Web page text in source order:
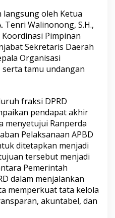
oleh Ketua
Tenri Walinonong, S.H.,
Pimpinan
Sekretaris Daerah
Organisasi
serta tamu undangan
fraksi DPRD
pendapat akhir
menyetujui Ranperda
Pelaksanaan APBD
ditetapkan menjadi
tersebut menjadi
Pemerintah
dalam menjalankan
memperkuat tata kelola
akuntabel, dan